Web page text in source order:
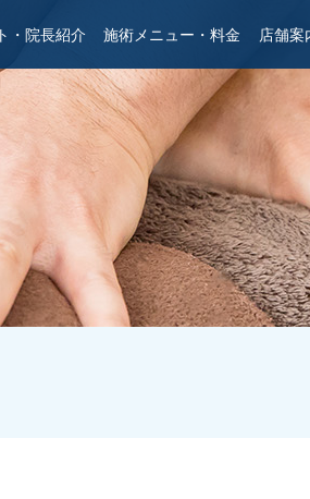
・院長紹介 施術メニュー・料金 店舗案